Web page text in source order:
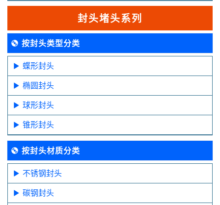
封头堵头系列
按封头类型分类
蝶形封头
椭圆封头
球形封头
锥形封头
按封头材质分类
不锈钢封头
碳钢封头